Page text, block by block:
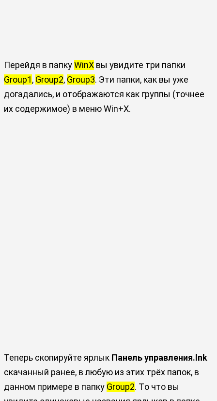
Перейдя в папкуWinX вы увидите три папки
Group1, Group2, Group3. Эти папки, как вы уже
догадались, и отображаются как группы (точнее
их содержимое) в меню Win+X.
Теперь скопируйте ярлык Панель управления.lnk
скачанный ранее, в любую из этих трёх папок, в
данном примере в папку Group2. Tо что вы